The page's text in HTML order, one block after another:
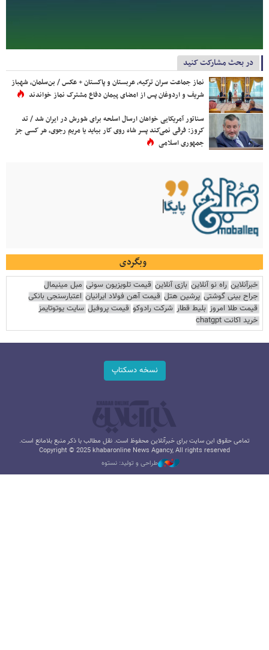
در بحث مشارکت کنید
نماز جماعت سران ترکیه، عربستان و پاکستان + عکس / بن‌سلمان، شهباز
شریف و اردوغان پس از امضای پیمان دفاع مشترک نماز خواندند
سناتور آمریکایی خواهان ارسال اسلحه برای شورش در ایران شد / تد
کروز: فرقی نمی‌کند پسر شاه روی کار بیاید یا مریم رجوی، هر کسی جز
جمهوری اسلامی
وبگردی
خبرآنلاین راه نو آنلاین بازی آنلاین قیمت تلویزیون سونی مبل مینیمال
جراح بینی گوشتی پرشین هتل قیمت آهن فولاد ایرانیان اعتبارسنجی بانکی
قیمت طلا امروز بلیط قطار شرکت رادوکو قیمت پروفیل سایت یوتوتایمز
خرید اکانت chatgpt
نسخه دسکتاپ
تمامی حقوق این سایت برای خبرآنلاین محفوظ است. نقل مطالب با ذکر منبع بلامانع است.
Copyright © 2025 khabaronline News Agancy, All rights reserved
طراحی و تولید: نستوه